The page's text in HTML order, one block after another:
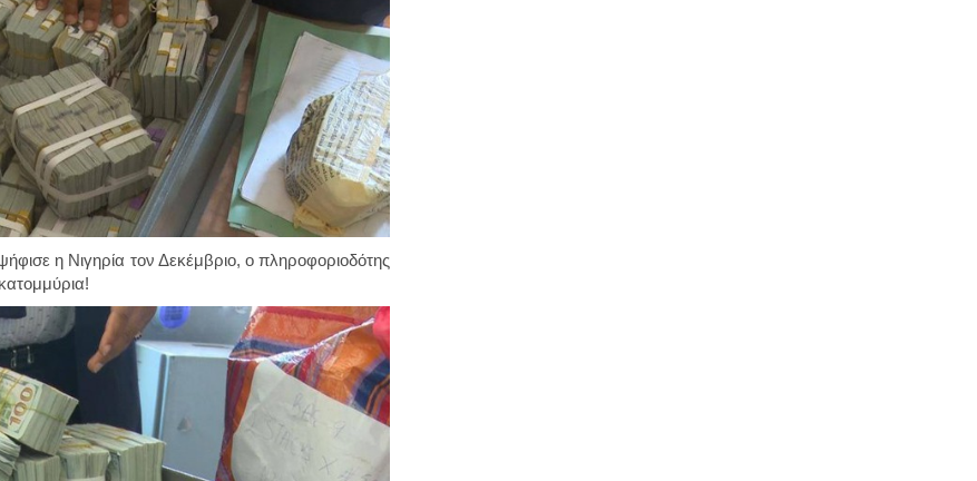
η Νιγηρία τον Δεκέμβριο, ο πληροφοριοδότης